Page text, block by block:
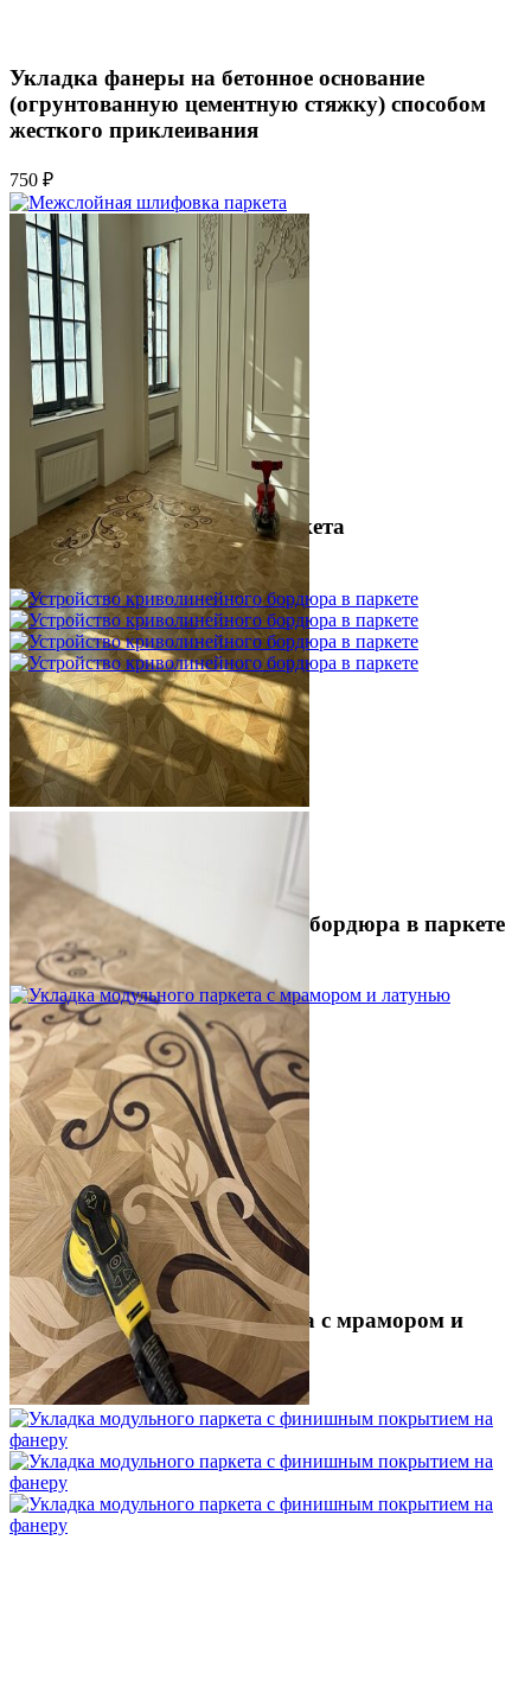
Укладка фанеры на бетонное основание
(огрунтованную цементную стяжку) способом
жесткого приклеивания
750 ₽
Межслойная шлифовка паркета
1 200 ₽
Устройство криволинейного бордюра в паркете
2 500 ₽
Укладка модульного паркета с мрамором и
латунью
3 500 ₽